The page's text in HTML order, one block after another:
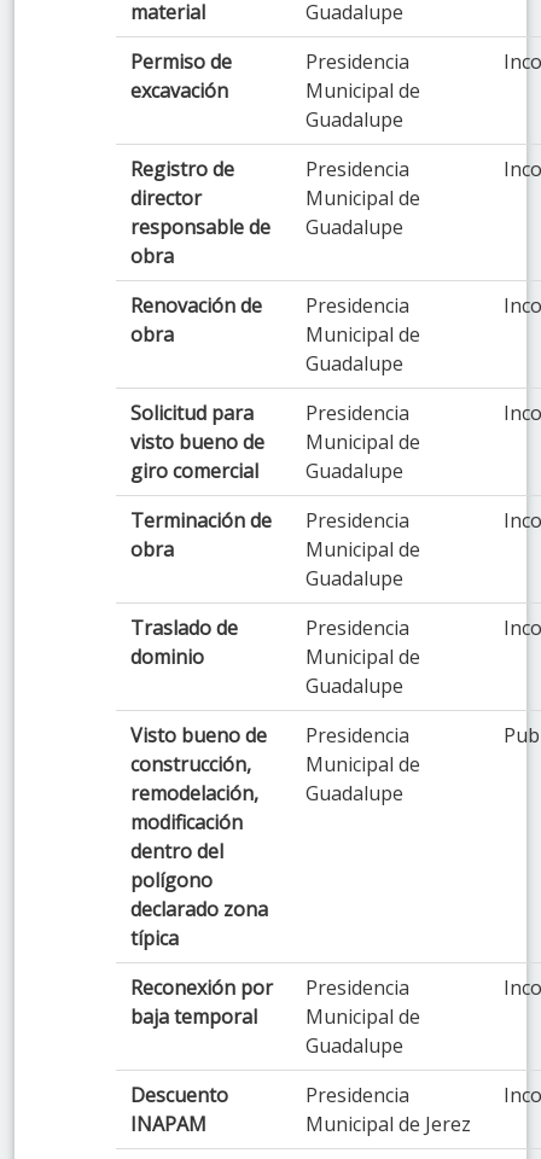
material
Guadalupe
Permiso de
excavación
Presidencia
Municipal de
Guadalupe
Registro de
director
responsable de
obra
Presidencia
Municipal de
Guadalupe
Renovación de
obra
Presidencia
Municipal de
Guadalupe
Solicitud para
visto bueno de
giro comercial
Presidencia
Municipal de
Guadalupe
Terminación de
obra
Presidencia
Municipal de
Guadalupe
Traslado de
dominio
Presidencia
Municipal de
Guadalupe
Visto bueno de
construcción,
remodelación,
modificación
dentro del
polígono
declarado zona
típica
Presidencia
Municipal de
Guadalupe
Reconexión por
baja temporal
Presidencia
Municipal de
Guadalupe
Descuento
INAPAM
Presidencia
Municipal de Jerez